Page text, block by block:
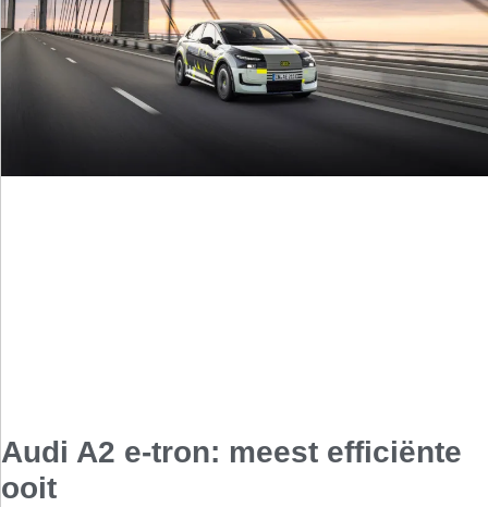
Audi A2 e-tron: meest efficiënte
ooit